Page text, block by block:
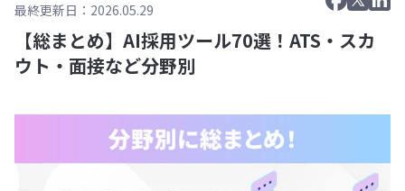
最終更新日：2026.05.29
【総まとめ】AI採用ツール70選！ATS・スカ
ウト・面接など分野別